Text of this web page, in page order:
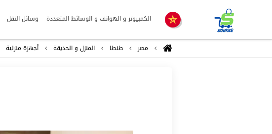
الكمبيوتر و الهواتف و الوسائط المتعددة وسائل النقل
مصر طنطا المنزل و الحديقة أجهزة منزلية